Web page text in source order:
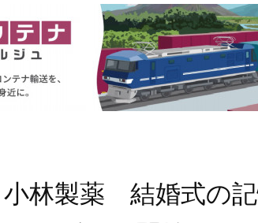
林製薬 結婚式の